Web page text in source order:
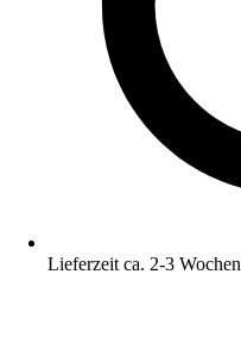
Lieferzeit ca. 2-3 Wochen